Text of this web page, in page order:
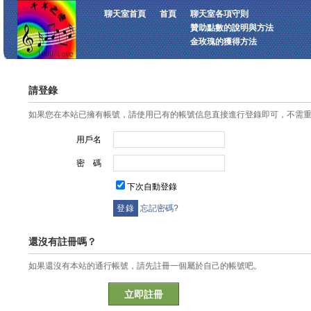
聊天室首頁 首頁
聊天室各項守則
贊助點數的說明與方法
金玫瑰的獲得方法
請登錄
如果您在本站已擁有帳號，請使用已有的帳號信息直接進行登錄即可，不需
用戶名
密 碼
下次自動登錄
忘記密碼?
還沒有註冊嗎？
如果還沒有本站的通行帳號，請先註冊一個屬於自己的帳號吧。
立即註冊